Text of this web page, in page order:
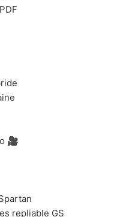
🎥
repliable GS